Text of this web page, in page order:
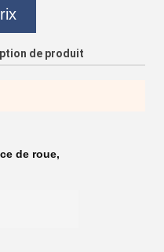
de produit
de roue,